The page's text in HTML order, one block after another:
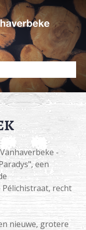
-
een
Pélichistraat, recht
nieuwe, grotere